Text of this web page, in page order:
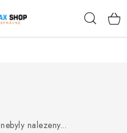
nebyly nalezeny...